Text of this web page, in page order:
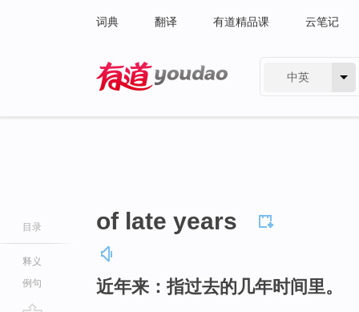
词典 翻译 有道精品课 云笔记
中英
目录
释义
例句
of late years
近年来：指过去的几年时间里。